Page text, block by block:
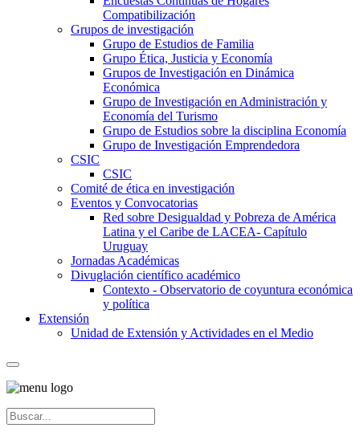
Compatibilización
Grupos de investigación
Grupo de Estudios de Familia
Grupo Ética, Justicia y Economía
Grupos de Investigación en Dinámica
Económica
Grupo de Investigación en Administración y
Economía del Turismo
Grupo de Estudios sobre la disciplina Economía
Grupo de Investigación Emprendedora
CSIC
CSIC
Comité de ética en investigación
Eventos y Convocatorias
Red sobre Desigualdad y Pobreza de América
Latina y el Caribe de LACEA- Capítulo
Uruguay
Jornadas Académicas
Divuglación científico académico
Contexto - Observatorio de coyuntura económica
y política
Extensión
Unidad de Extensión y Actividades en el Medio